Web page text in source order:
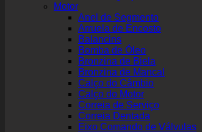
Motor
Anel de Segmento
Arruela de Encosto
Balancins
Bomba de Óleo
Bronzina de Biela
Bronzina de Mancal
Calço do Câmbio
Calço do Motor
Correia de Serviço
Correia Dentada
Eixo Comando de Válvulas